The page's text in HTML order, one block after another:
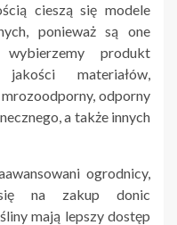
cieszą się modele
ponieważ są one
produkt
materiałów,
odporny
a także innych
ogrodnicy,
na zakup donic
mają lepszy dostęp